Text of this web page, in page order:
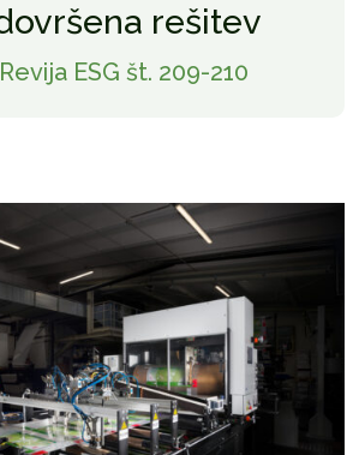
rešitev
Revija ESG št. 209-210